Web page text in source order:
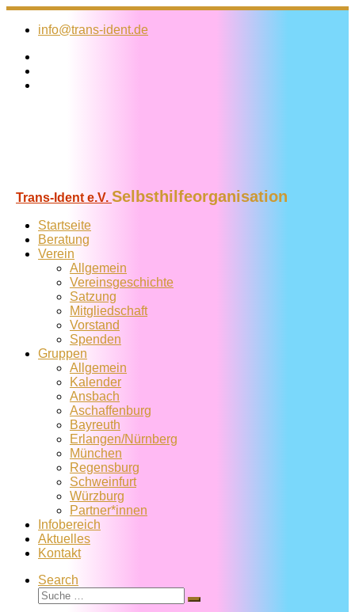
Zum
Inhalt
info@trans-ident.de
Trans-Ident e.V. Selbsthilfeorganisation
Startseite
Beratung
Verein
Allgemein
Vereins­geschichte
Satzung
Mitglied­schaft
Vorstand
Spenden
Gruppen
Allgemein
Kalender
Ansbach
Aschaffenburg
Bayreuth
Erlangen/Nürnberg
München
Regensburg
Schweinfurt
Würzburg
Partner*innen
Infobereich
Aktuelles
Kontakt
Search
Suche
Suche